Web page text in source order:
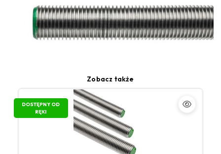
Zobacz także
DOSTĘPNY OD
RĘKI